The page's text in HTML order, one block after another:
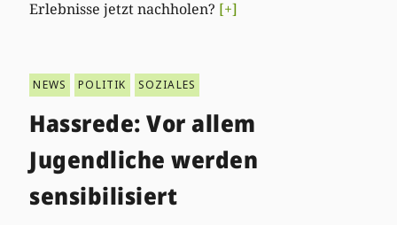
Erlebnisse jetzt nachholen? [+]
NEWS POLITIK SOZIALES
Hassrede: Vor allem
Jugendliche werden
sensibilisiert